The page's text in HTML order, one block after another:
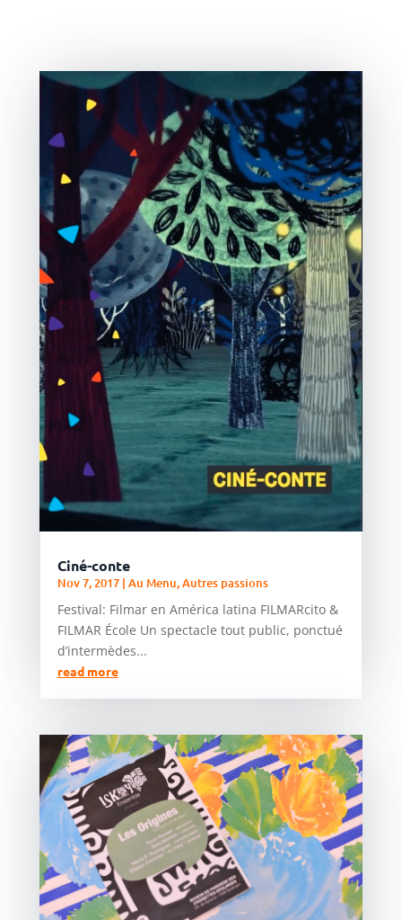
Ciné-conte
Nov 7, 2017| Au Menu,Autres passions
Festival: Filmar en América latina FILMARcito &
FILMAR École Un spectacle tout public, ponctué
d’intermèdes...
read more